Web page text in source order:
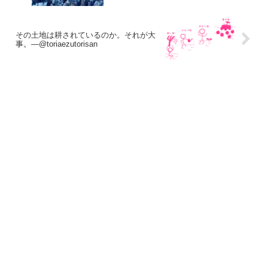
その土地は耕されているのか。それが大
事。―@toriaezutorisan